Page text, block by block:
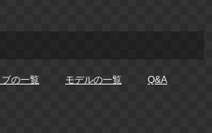
ブの一覧 モデルの一覧 Q&A